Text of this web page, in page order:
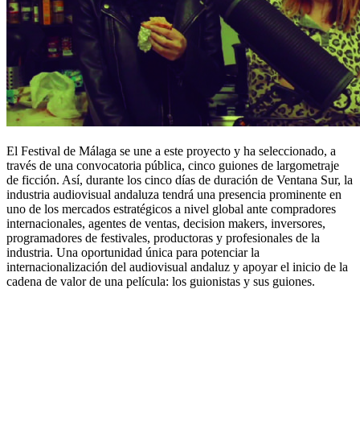
El Festival de Málaga se une a este proyecto y ha seleccionado, a
través de una convocatoria pública, cinco guiones de largometraje
de ficción. Así, durante los cinco días de duración de Ventana Sur, la
industria audiovisual andaluza tendrá una presencia prominente en
uno de los mercados estratégicos a nivel global ante compradores
internacionales, agentes de ventas, decision makers, inversores,
programadores de festivales, productoras y profesionales de la
industria. Una oportunidad única para potenciar la
internacionalización del audiovisual andaluz y apoyar el inicio de la
cadena de valor de una película: los guionistas y sus guiones.